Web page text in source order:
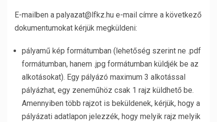
E-mailben a palyazat@lfkz.hu e-mail címre a következő
dokumentumokat kérjük megküldeni:
pályamű kép formátumban (lehetőség szerint ne .pdf
formátumban, hanem .jpg formátumban küldjék be az
alkotásokat). Egy pályázó maximum 3 alkotással
pályázhat, egy zeneműhöz csak 1 rajz küldhető be.
Amennyiben több rajzot is beküldenek, kérjük, hogy a
pályázati adatlapon jelezzék, hogy melyik rajz melyik